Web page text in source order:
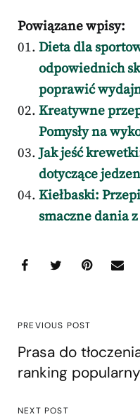
Powiązane wpisy:
Dieta dla
odpowiednich
poprawić
Kreatywne
Pomysły na
Jak jeść
dotyczące
Kiełbaski:
smaczne dania
PREVIOUS POST
Prasa do
ranking
NEXT POST